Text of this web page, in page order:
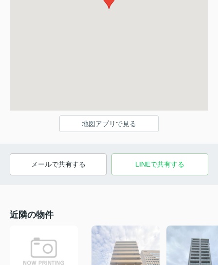
地図アプリで見る
メールで共有する LINEで共有する
近隣の物件